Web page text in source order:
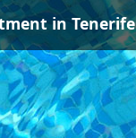
in Tenerife